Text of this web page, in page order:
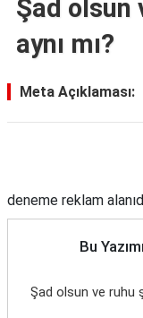
Şad olsun
aynı mı?
Meta Açıklaması:
deneme reklam
Bu
Şad olsun ve ruhu